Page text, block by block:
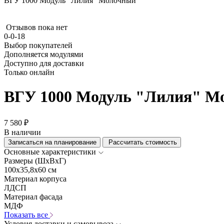
Отзывов пока нет
0-0-18
Выбор покупателей
Дополняется модулями
Доступно для доставки
Только онлайн
ВГУ 1000 Модуль "Лилия"
7 580 ₽
В наличии
Записаться на планирование Рассчитать стоимость
Основные характеристики
Размеры (ШхВхГ)
100x35,8x60 см
Материал корпуса
ЛДСП
Материал фасада
МДФ
Показать все